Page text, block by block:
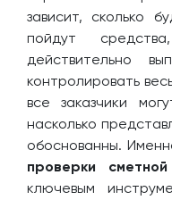
зависит, сколько
пойдут
действительно
контролировать
все заказчики
насколько
обоснованны.
проверки
ключевым